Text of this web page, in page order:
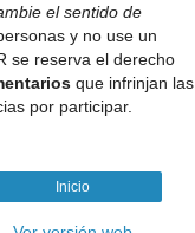
el sentido de
y no use un
se reserva el derecho
que infrinjan las
por participar.
Inicio